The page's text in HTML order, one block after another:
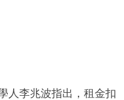
人李兆波指出，租金扣